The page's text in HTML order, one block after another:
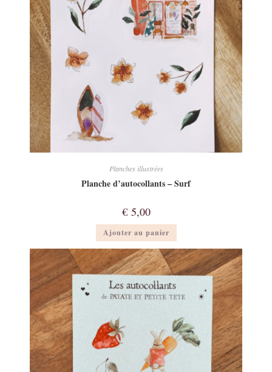
Planches illustrées
Planche d’autocollants – Surf
€5,00
Ajouter au panier